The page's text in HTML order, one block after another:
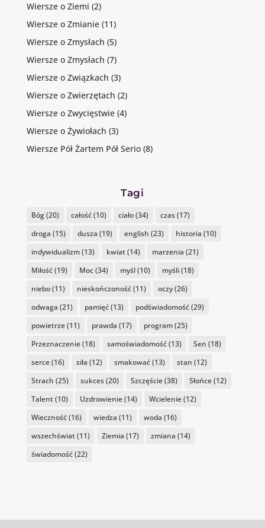
Wiersze o Ziemi (2)
Wiersze o Zmianie(11)
Wiersze o Zmysłach (5)
Wiersze o Zmysłach (7)
Wiersze o Związkach (3)
Wiersze o Zwierzętach (2)
Wiersze o Zwycięstwie(4)
Wiersze o Żywiołach (3)
Wiersze Pół Żartem Pół Serio(8)
Tagi
Bóg(20) całość(10) ciało(34) czas(17)
droga (15) dusza (19) english (23) historia (10)
indywidualizm(13) kwiat(14) marzenia (21)
Miłość(19) Moc(34) myśl(10) myśli(18)
niebo(11) nieskończoność(11) oczy(26)
odwaga (21) pamięć(13) podświadomość(29)
powietrze(11) prawda (17) program(25)
Przeznaczenie(18) samoświadomość(13) Sen (18)
serce(16) siła (12) smakować(13) stan (12)
Strach (25) sukces(20) Szczęście(38) Słońce(12)
Talent(10) Uzdrowienie(14) Wcielenie(12)
Wieczność(16) wiedza (11) woda (16)
wszechświat(11) Ziemia (17) zmiana (14)
świadomość(22)